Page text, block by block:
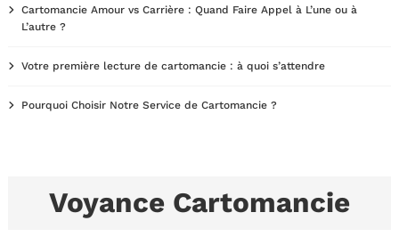
Cartomancie Amour vs Carrière : Quand Faire Appel à L’une ou à
L’autre ?
Votre première lecture de cartomancie : à quoi s’attendre
Pourquoi Choisir Notre Service de Cartomancie ?
Voyance Cartomancie